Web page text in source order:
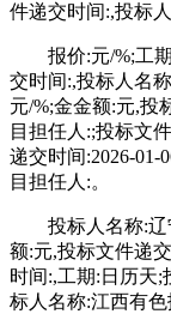
件递交时间:,投标
报价:元/%;工期:
交时间:,投标人名
元/%;金金额:元,投
目担任人:;投标文
递交时间:2026-01-
目担任人:。
投标人名称:辽
额:元,投标文件递
时间:,工期:日历天;
标人名称:江西有